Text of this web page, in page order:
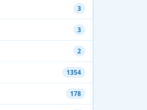
3
3
2
1354
178